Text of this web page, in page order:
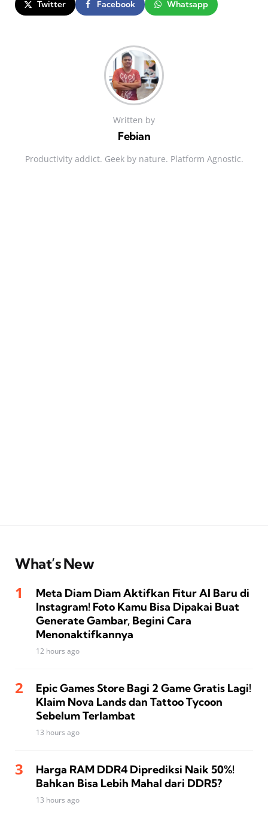
Twitter Facebook Whatsapp
Written by
Febian
Productivity addict. Geek by nature. Platform Agnostic.
What’s New
Meta Diam Diam Aktifkan Fitur AI Baru di
Instagram! Foto Kamu Bisa Dipakai Buat
Generate Gambar, Begini Cara
Menonaktifkannya
12 hours ago
Epic Games Store Bagi 2 Game Gratis Lagi!
Klaim Nova Lands dan Tattoo Tycoon
Sebelum Terlambat
13 hours ago
Harga RAM DDR4 Diprediksi Naik 50%!
Bahkan Bisa Lebih Mahal dari DDR5?
13 hours ago